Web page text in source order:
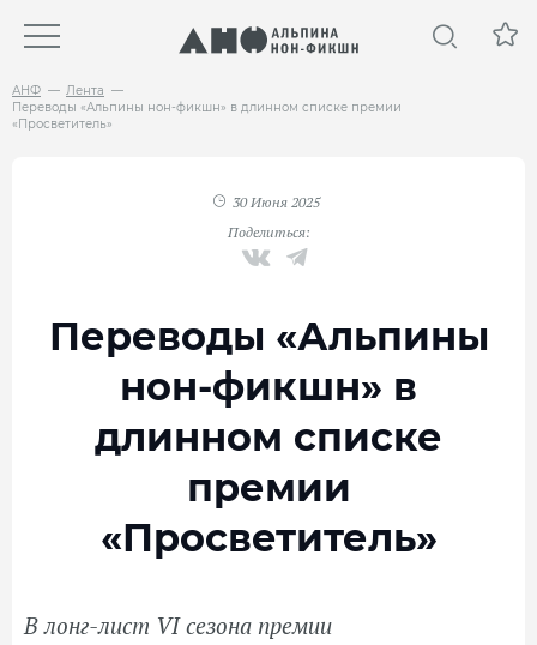
АНФ
Лента
Переводы «Альпины нон-фикшн» в длинном списке премии
«Просветитель»
30 Июня 2025
Поделиться:
Переводы «Альпины
нон-фикшн» в
длинном списке
премии
«Просветитель»
В лонг-лист VI сезона премии